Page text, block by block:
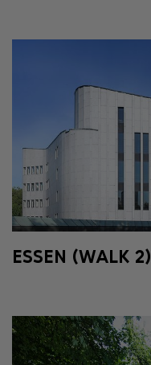
ESSEN (WALK 2)